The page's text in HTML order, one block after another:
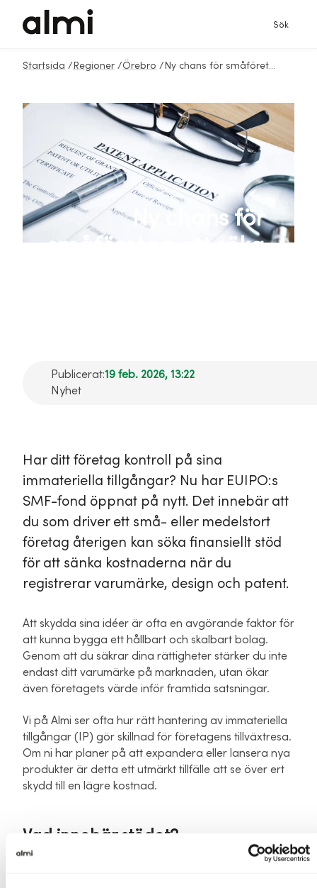
Sök
Startsida / Regioner /Örebro / Ny chans för småföretag att söka stöd för varumärken och patent
Ny chans för
småföretag att söka
Publicerat:19 feb. 2026, 13:22
Nyhet
Har ditt företag kontroll på sina
immateriella tillgångar? Nu har EUIPO:s
SMF-fond öppnat på nytt. Det innebär att
du som driver ett små- eller medelstort
företag återigen kan söka finansiellt stöd
för att sänka kostnaderna när du
registrerar varumärke, design och patent.
Att skydda sina idéer är ofta en avgörande faktor för
att kunna bygga ett hållbart och skalbart bolag.
Genom att du säkrar dina rättigheter stärker du inte
endast ditt varumärke på marknaden, utan ökar
även företagets värde inför framtida satsningar.
Vi på Almi ser ofta hur rätt hantering av immateriella
tillgångar (IP) gör skillnad för företagens tillväxtresa.
Om ni har planer på att expandera eller lansera nya
produkter är detta ett utmärkt tillfälle att se över ert
skydd till en lägre kostnad.
Vad innebär stödet?
SMF-fonden är ett initiativ för att sänka trösklarna